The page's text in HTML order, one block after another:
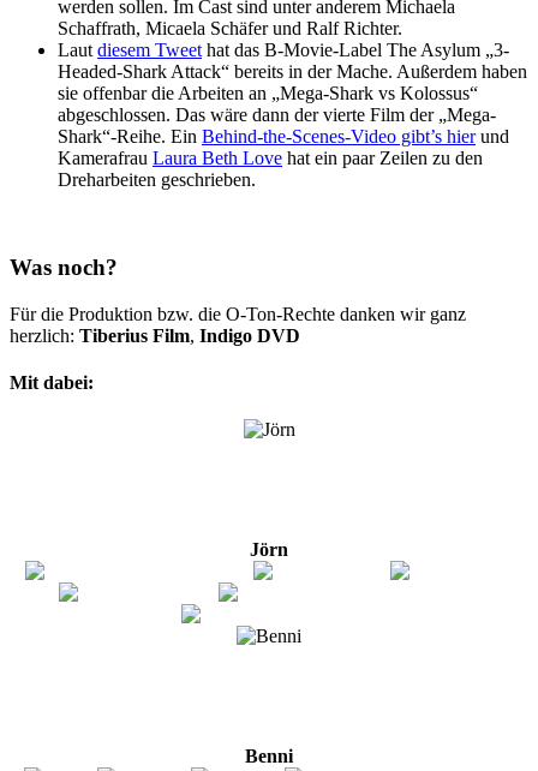
werden sollen. Im Cast sind unter anderem Michaela
Schaffrath, Micaela Schäfer und Ralf Richter.
Laut diesem Tweet hat das B-Movie-Label The Asylum „3-
Headed-Shark Attack“ bereits in der Mache. Außerdem haben
sie offenbar die Arbeiten an „Mega-Shark vs Kolossus“
abgeschlossen. Das wäre dann der vierte Film der „Mega-
Shark“-Reihe. Ein Behind-the-Scenes-Video gibt’s hierund
Kamerafrau Laura Beth Love hat ein paar Zeilen zu den
Dreharbeiten geschrieben.
Was noch?
Für die Produktion bzw. die O-Ton-Rechte danken wir ganz
herzlich: Tiberius Film, Indigo DVD
Mit dabei:
Jörn
Benni